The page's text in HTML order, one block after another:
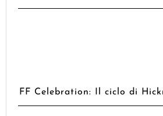
FF Celebration: Il ciclo di